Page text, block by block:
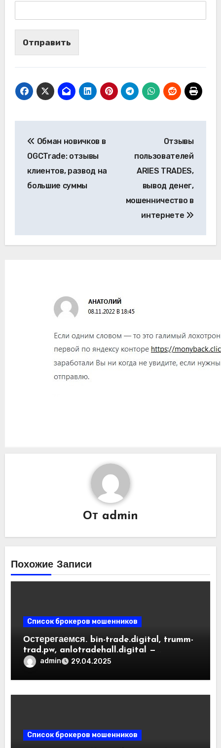
Отправить
по
записям
Обман новичков в
OGCTrade: отзывы
клиентов, развод на
большие суммы
Отзывы
пользователей
ARIES TRADES,
вывод денег,
мошенничество в
интернете
От admin
Похожие Записи
Список брокеров мошенников
Остерегаемся. bin-trade.digital, trumm-
trad.pw, anlotradehall.digital —
разоблачение фальшивых
криптобирж. Как вернуть деньги.
Отзывы пользователей
admin 29.04.2025
Список брокеров мошенников